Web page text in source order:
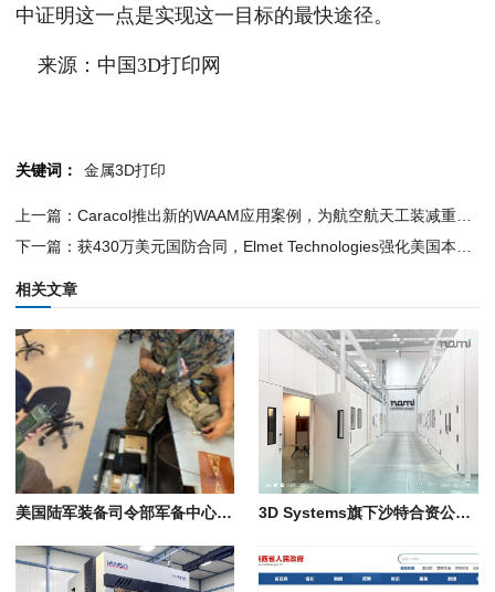
中证明这一点是实现这一目标的最快途径。
来源：中国3D打印网
关键词： 金属3D打印
上一篇：Caracol推出新的WAAM应用案例，为航空航天工装减重50%
下一篇：获430万美元国防合同，Elmet Technologies强化美国本土难熔金属供应链
相关文章
美国陆军装备司令部军备中心在“2026年勇敢盾牌”演习中展示远程3D打印电子设备技术 3D Systems旗下沙特合资公司NAMI获得军事制造许可证